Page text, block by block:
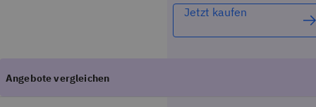
Jetzt kaufen